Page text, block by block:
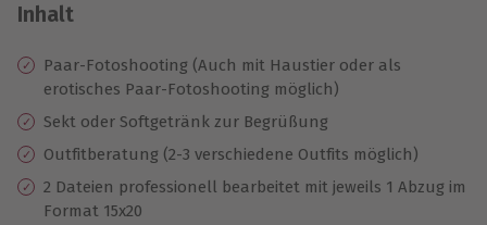
Inhalt
Paar-Fotoshooting (Auch mit Haustier oder als
erotisches Paar-Fotoshooting möglich)
Sekt oder Softgetränk zur Begrüßung
Outfitberatung (2-3 verschiedene Outfits möglich)
2 Dateien professionell bearbeitet mit jeweils 1 Abzug im
Format 15x20